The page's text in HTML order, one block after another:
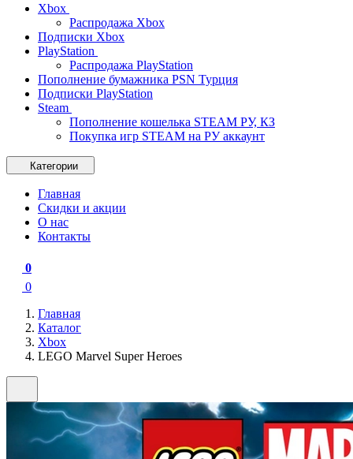
Xbox
Распродажа Xbox
Подписки Xbox
PlayStation
Распродажа PlayStation
Пополнение бумажника PSN Турция
Подписки PlayStation
Steam
Пополнение кошелька STEAM РУ, КЗ
Покупка игр STEAM на РУ аккаунт
Категории
Главная
Скидки и акции
О нас
Контакты
0
0
Главная
Каталог
Xbox
LEGO Marvel Super Heroes